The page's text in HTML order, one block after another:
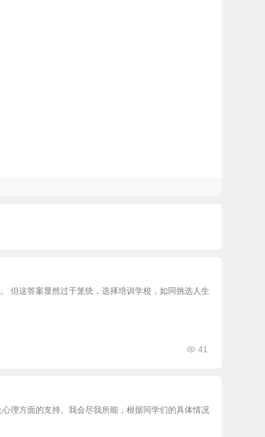
但这答案显然过于笼统，选择培训学校，如同挑选人生
41
理方面的支持。我会尽我所能，根据同学们的具体情况